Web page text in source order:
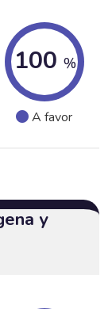
100 %
A favor
y